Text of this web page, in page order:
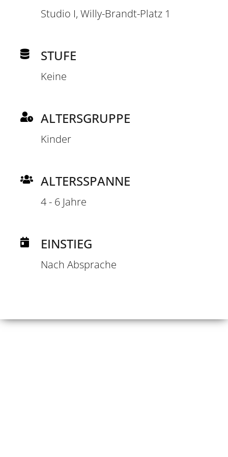
Studio I, Willy-Brandt-Platz 1
STUFE
Keine
ALTERSGRUPPE
Kinder
ALTERSSPANNE
4 - 6 Jahre
EINSTIEG
Nach Absprache